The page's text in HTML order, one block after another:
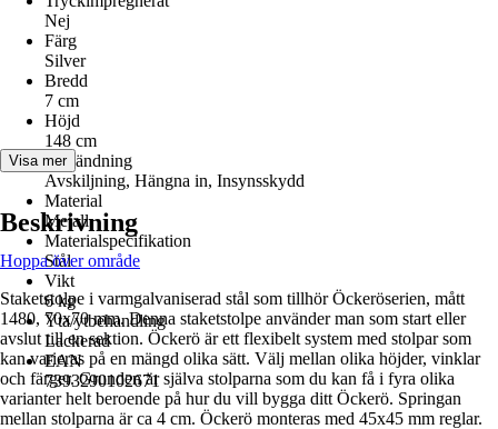
Nej
Färg
Silver
Bredd
7 cm
Höjd
148 cm
Användning
Avskiljning, Hängna in, Insynsskydd
Material
Metall
Materialspecifikation
Stål
Vikt
6 kg
Yta/ytbehandling
Lackerad
EAN
7393290102671
Visa mer
Beskrivning
Hoppa över område
Staketstolpe i varmgalvaniserad stål som tillhör Öckeröserien, mått
1480, 70x70 mm. Denna staketstolpe använder man som start eller
avslut till en sektion. Öckerö är ett flexibelt system med stolpar som
kan varieras på en mängd olika sätt. Välj mellan olika höjder, vinklar
och färger. Grunden är själva stolparna som du kan få i fyra olika
varianter helt beroende på hur du vill bygga ditt Öckerö. Springan
mellan stolparna är ca 4 cm. Öckerö monteras med 45x45 mm reglar.